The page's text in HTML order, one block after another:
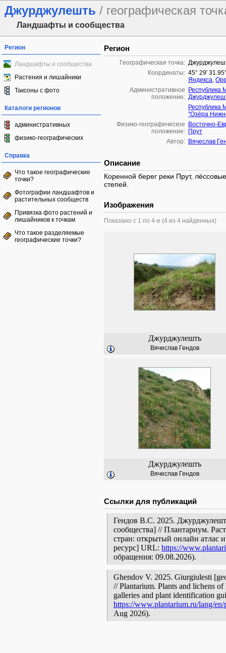
Джурджулешть / географическая
Ландшафты и сообщества
Регион
Ландшафты и сообщества
Растения и лишайники
Таксоны с фото
Каталоги регионов
административных
физико-географических
Справка
Что такое географические
точки?
Фотографии ландшафтов и
растительных сообществ
Привязка фото растений и
лишайников к точкам
Что такое разделяемые
географические точки?
Регион
Географическая точка:
Координаты: 45° 29′
Яндекса,
Административное
положение:
Республика
Республика
"Озёра
Физико-географическое
положение:
Восточно-
Прут
Автор: Вячеслав
Описание
Коренной берег реки Прут,
степей.
Изображения
Показано с 1 по 4-е (4 из 4 найденных)
Джурджулешть
Вячеслав Гендов
Джурджулешть
Вячеслав Гендов
Ссылки для публикаций
Гендов В.С. 2025.
сообщества] // Плантариум.
стран: открытый онлайн атлас
ресурс] URL: https://
обращения: 09.08.2026).
Ghendov V. 2025. Giurgiulesti
// Plantarium. Plants and lichens
galleries and plant identification
https://www.plantarium.ru/lang/
Aug 2026).